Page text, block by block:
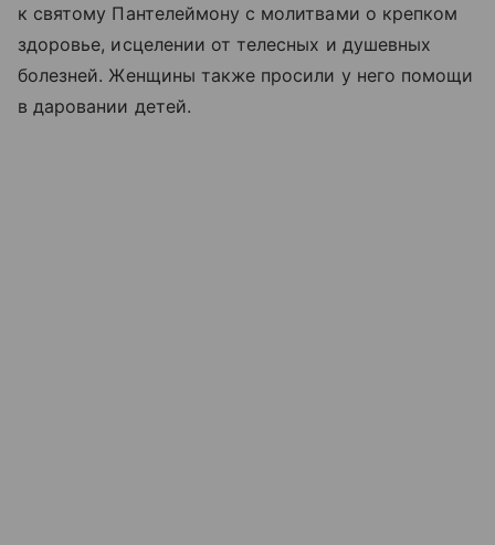
к святому Пантелеймону с молитвами о крепком
здоровье, исцелении от телесных и душевных
болезней. Женщины также просили у него помощи
в даровании детей.